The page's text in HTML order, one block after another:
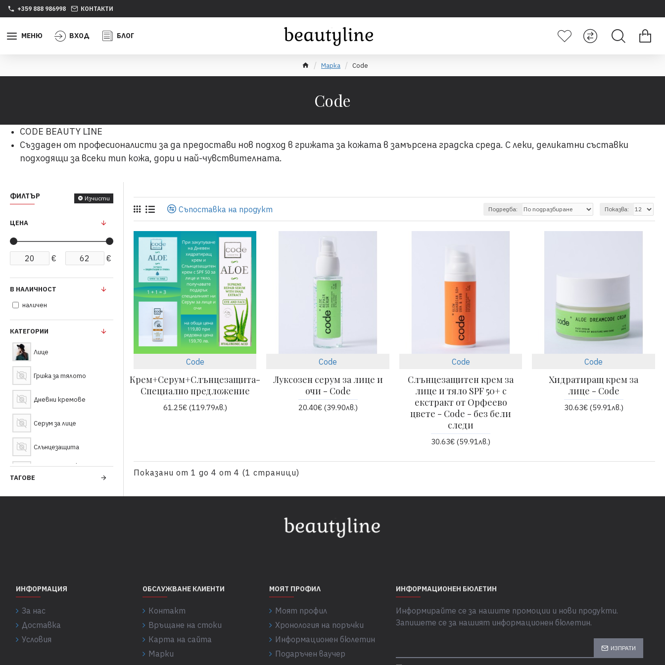
+359 888 986998 КОНТАКТИ
МЕНЮ ВХОД БЛОГ
Марка Code
Code
CODE BEAUTY LINE
Създаден от професионалисти за да предостави нов подход в грижата за кожата в замърсена градска среда. С леки, деликатни съставки
подходящи за всеки тип кожа, дори и най-чувствителната.
ФИЛТЪР Изчисти
ЦЕНА
€ €
КАТЕГОРИИ
Лице
Грижа за тялото
Дневни кремове
Серум за лице
Слънцезащита
Хидратиращ крем за
лице
ТАГОВЕ
В НАЛИЧНОСТ
наличен
Съпоставка на продукт Подредба: Показва:
Code
Крем+Серум+Слънцезащита-
Специално предложение
61.25€ (119.79лв.)
Code
Луксозен серум за лице и
очи - Code
20.40€ (39.90лв.)
Code
Слънцезащитен крем за
лице и тяло SPF 50+ с
екстракт от Орфеево
цвете - Code - без бели
следи
30.63€ (59.91лв.)
Code
Хидратиращ крем за
лице - Code
30.63€ (59.91лв.)
Показани от 1 до 4 от 4 (1 страници)
ИНФОРМАЦИЯ
За нас
Доставка
Условия
ОБСЛУЖВАНЕ КЛИЕНТИ
Контакт
Връщане на стоки
Карта на сайта
Марки
МОЯТ ПРОФИЛ
Моят профил
Хронология на поръчки
Информационен бюлетин
Подаръчен ваучер
ИНФОРМАЦИОНЕН БЮЛЕТИН
Информирайте се за нашите промоции и нови продукти.
Запишете се за нашият информационен бюлетин.
ИЗПРАТИ